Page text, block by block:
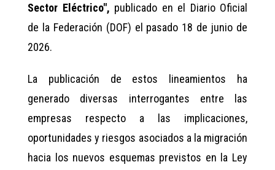
Sector Eléctrico", publicado en el Diario Oficial
de la Federación (DOF) el pasado 18 de junio de
2026.
La publicación de estos lineamientos ha
generado diversas interrogantes entre las
empresas respecto a las implicaciones,
oportunidades y riesgos asociados a la migración
hacia los nuevos esquemas previstos en la Ley